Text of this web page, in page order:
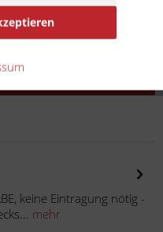
keine Eintragung nötig -
mehr